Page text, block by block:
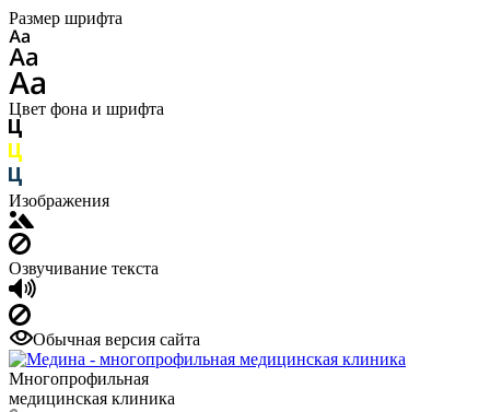
Размер шрифта
Цвет фона и шрифта
Изображения
Озвучивание текста
Обычная версия сайта
Многопрофильная
медицинская клиника